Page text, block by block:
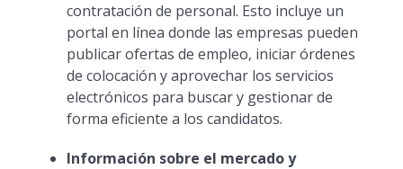
contratación de personal. Esto incluye un
portal en línea donde las empresas pueden
publicar ofertas de empleo, iniciar órdenes
de colocación y aprovechar los servicios
electrónicos para buscar y gestionar de
forma eficiente a los candidatos.
Información sobre el mercado y